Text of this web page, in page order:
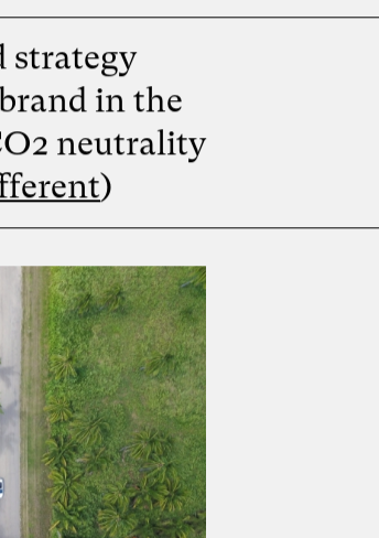
strategy
in the
neutrality
)